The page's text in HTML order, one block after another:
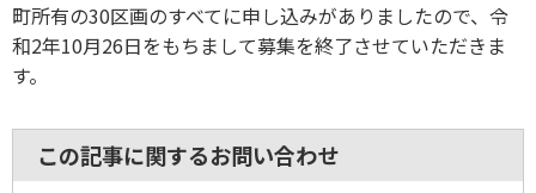
町所有の30区画のすべてに申し込みがありましたので、令
和2年10月26日をもちまして募集を終了させていただきま
す。
この記事に関するお問い合わせ